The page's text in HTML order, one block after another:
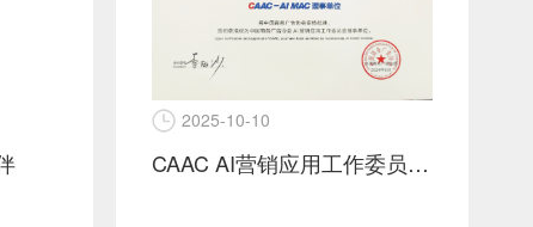
2025-10-10
CAAC AI营销应用工作委员会理事单位